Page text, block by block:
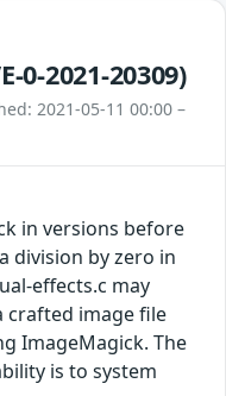
0-2021-20309)
2021-05-11 00:00 –
in versions before
division by zero in
effects.c may
crafted image file
ImageMagick. The
is to system